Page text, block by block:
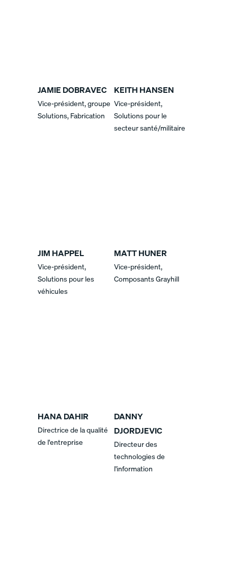
JAMIE DOBRAVEC
Vice-président, groupe
Solutions, Fabrication
KEITH HANSEN
Vice-président,
Solutions pour le
secteur santé/militaire
JIM HAPPEL
Vice-président,
Solutions pour les
véhicules
MATT HUNER
Vice-président,
Composants Grayhill
HANA DAHIR
Directrice de la qualité
de l'entreprise
DANNY
DJORDJEVIC
Directeur des
technologies de
l'information